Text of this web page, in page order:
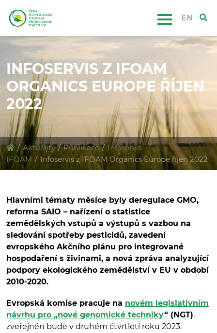
EN
INFOSERVIS Z IFOAM
ORGANICS EUROPE ŘÍJEN
2022
/ Aktuality / Publikace / Infoservis
IFOAM / Infoservis z IFOAM Organics Europe říjen 2022
Hlavními tématy měsíce byly deregulace GMO,
reforma SAIO – nařízení o statistice
zemědělských vstupů a výstupů s vazbou na
sledování spotřeby pesticidů, zavedení
evropského Akčního plánu pro integrované
hospodaření s živinami, a nová zpráva analyzující
podpory ekologického zemědělství v EU v období
2010-2020.
Evropská komise pracuje na novém legislativním
návrhu pro „nové genomické techniky“ (NGT),
zveřejněn bude v druhém čtvrtletí roku 2023.